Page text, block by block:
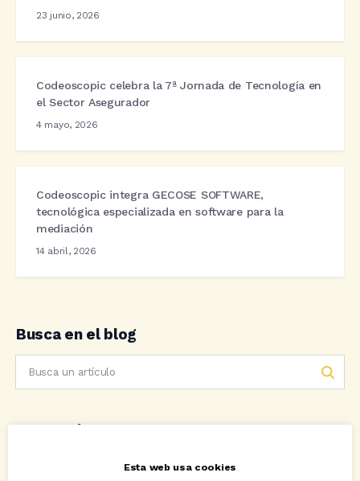
23 junio, 2026
Codeoscopic celebra la 7ª Jornada de Tecnología en
el Sector Asegurador
4 mayo, 2026
Codeoscopic integra GECOSE SOFTWARE,
tecnológica especializada en software para la
mediación
14 abril, 2026
Busca en el blog
Categorías
Esta web usa cookies